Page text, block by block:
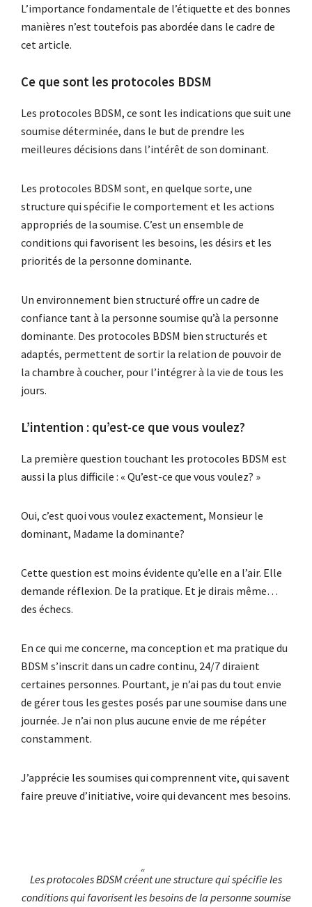
L’importance fondamentale de l’étiquette et des bonnes
manières n’est toutefois pas abordée dans le cadre de
cet article.
Ce que sont les protocoles BDSM
Les protocoles BDSM, ce sont les indications que suit une
soumise déterminée, dans le but de prendre les
meilleures décisions dans l’intérêt de son dominant.
Les protocoles BDSM sont, en quelque sorte, une
structure qui spécifie le comportement et les actions
appropriés de la soumise. C’est un ensemble de
conditions qui favorisent les besoins, les désirs et les
priorités de la personne dominante.
Un environnement bien structuré offre un cadre de
confiance tant à la personne soumise qu’à la personne
dominante. Des protocoles BDSM bien structurés et
adaptés, permettent de sortir la relation de pouvoir de
la chambre à coucher, pour l’intégrer à la vie de tous les
jours.
L’intention : qu’est-ce que vous voulez?
La première question touchant les protocoles BDSM est
aussi la plus difficile : « Qu’est-ce que vous voulez? »
Oui, c’est quoi vous voulez exactement, Monsieur le
dominant, Madame la dominante?
Cette question est moins évidente qu’elle en a l’air. Elle
demande réflexion. De la pratique. Et je dirais même…
des échecs.
En ce qui me concerne, ma conception et ma pratique du
BDSM s’inscrit dans un cadre continu, 24/7 diraient
certaines personnes. Pourtant, je n’ai pas du tout envie
de gérer tous les gestes posés par une soumise dans une
journée. Je n’ai non plus aucune envie de me répéter
constamment.
J’apprécie les soumises qui comprennent vite, qui savent
faire preuve d’initiative, voire qui devancent mes besoins.
Les protocoles BDSM créent une structure qui spécifie les
conditions qui favorisent les besoins de la personne soumise